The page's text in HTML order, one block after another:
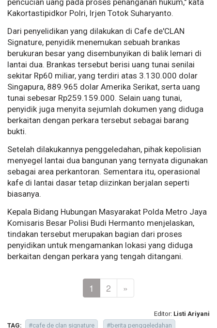
Kakortastipidkor Polri, Irjen Totok Suharyanto.
Dari penyelidikan yang dilakukan di Cafe de'CLAN
Signature, penyidik menemukan sebuah brankas
berukuran besar yang disembunyikan di balik lemari di
lantai dua. Brankas tersebut berisi uang tunai senilai
sekitar Rp60 miliar, yang terdiri atas 3.130.000 dolar
Singapura, 889.965 dolar Amerika Serikat, serta uang
tunai sebesar Rp259.159.000. Selain uang tunai,
penyidik juga menyita sejumlah dokumen yang diduga
berkaitan dengan perkara tersebut sebagai barang
bukti.
Setelah dilakukannya penggeledahan, pihak kepolisian
menyegel lantai dua bangunan yang ternyata digunakan
sebagai area perkantoran. Sementara itu, operasional
kafe di lantai dasar tetap diizinkan berjalan seperti
biasanya.
Kepala Bidang Hubungan Masyarakat Polda Metro Jaya
Komisaris Besar Polisi Budi Hermanto menjelaskan,
tindakan tersebut merupakan bagian dari proses
penyidikan untuk mengamankan lokasi yang diduga
berkaitan dengan perkara yang tengah ditangani.
1 2 »
Editor: Listi Ariyani
TAG:
#cafe de clan signature #berita penggeledahan